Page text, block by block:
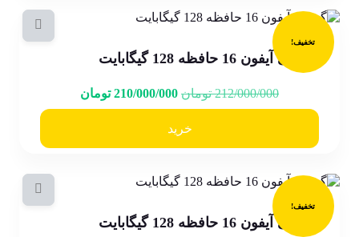
تخفیف!
گوشی آیفون 16 حافظه 128 گیگابایت
212/000/000 تومان 210/000/000 تومان
خرید
تخفیف!
گوشی آیفون 16 حافظه 128 گیگابایت